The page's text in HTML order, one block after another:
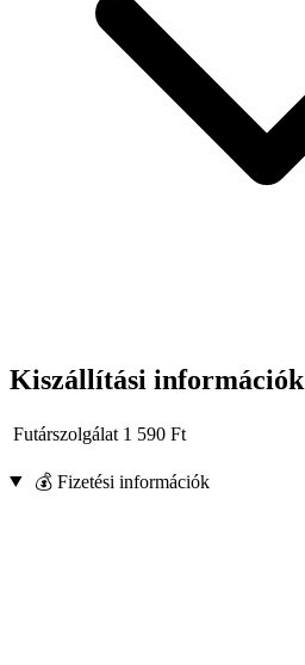
Kiszállítási információk
Futárszolgálat 1 590 Ft
💰 Fizetési információk